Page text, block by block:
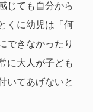
じても自分から
くに幼児は「何
できなかったり
に大人が子ども
いてあげないと